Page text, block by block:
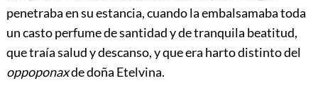
penetraba en su estancia, cuando la embalsamaba toda
un casto perfume de santidad y de tranquila beatitud,
que traía salud y descanso, y que era harto distinto del
oppoponaxde doña Etelvina.